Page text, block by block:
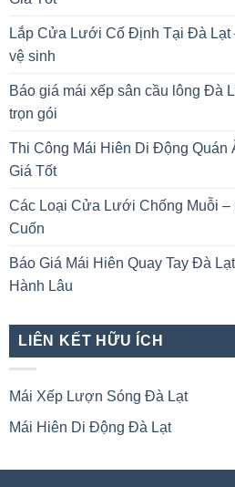
Lắp Cửa Lưới Cố Định Tại Đà Lạt
vệ sinh
Báo giá mái xếp sân cầu lông Đà
trọn gói
Thi Công Mái Hiên Di Động Quán
Giá Tốt
Các Loại Cửa Lưới Chống Muỗi
Cuốn
Báo Giá Mái Hiên Quay Tay Đà
Hành Lâu
LIÊN KẾT HỮU ÍCH
Mái Xếp Lượn Sóng Đà Lạt
Mái Hiên Di Động Đà Lạt